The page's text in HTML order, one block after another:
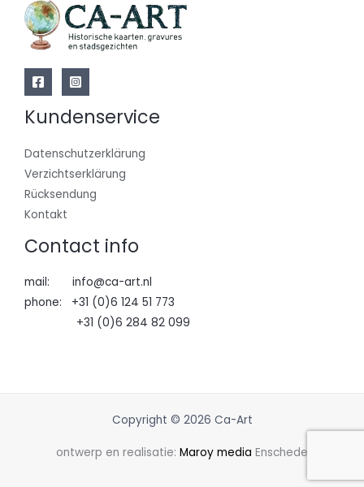
Kundenservice
Datenschutzerklärung
Verzichtserklärung
Rücksendung
Kontakt
Contact info
mail: info@ca-art.nl
phone: +31 (0)6 124 51 773
+31 (0)6 284 82 099
Copyright © 2026 Ca-Art
ontwerp en realisatie: Maroy media Enschede